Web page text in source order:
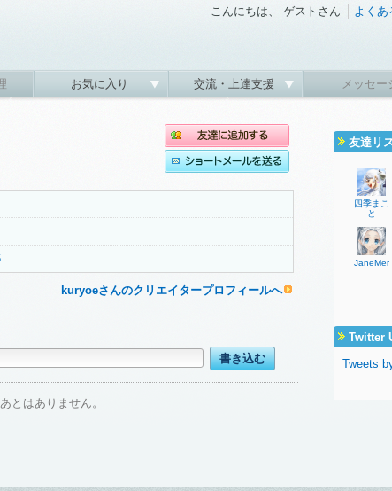
こんにちは、 ゲストさん よくあ
お気に入り 交流・上達支援 メッセー
kuryoeさんのクリエイタープロフィールへ
とはありません。
友達リ
四季まこ
と
JaneMere
Twitter
Tweets